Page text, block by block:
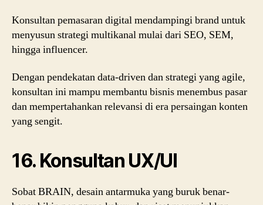
Konsultan pemasaran digital mendampingi brand untuk
menyusun strategi multikanal mulai dari SEO, SEM,
hingga influencer.
Dengan pendekatan data-driven dan strategi yang agile,
konsultan ini mampu membantu bisnis menembus pasar
dan mempertahankan relevansi di era persaingan konten
yang sengit.
16. Konsultan UX/UI
Sobat BRAIN, desain antarmuka yang buruk benar-